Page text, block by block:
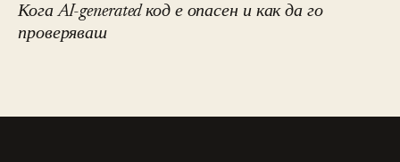
Кога AI-generated код е опасен и как да го
проверяваш